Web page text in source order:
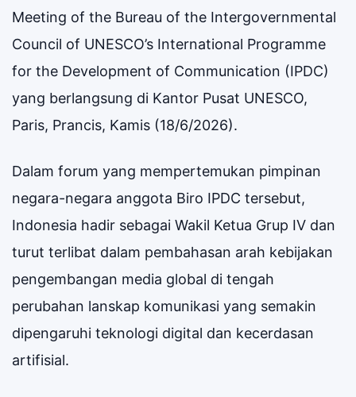
Meeting of the Bureau of the Intergovernmental
Council of UNESCO’s International Programme
for the Development of Communication (IPDC)
yang berlangsung di Kantor Pusat UNESCO,
Paris, Prancis, Kamis (18/6/2026).
Dalam forum yang mempertemukan pimpinan
negara-negara anggota Biro IPDC tersebut,
Indonesia hadir sebagai Wakil Ketua Grup IV dan
turut terlibat dalam pembahasan arah kebijakan
pengembangan media global di tengah
perubahan lanskap komunikasi yang semakin
dipengaruhi teknologi digital dan kecerdasan
artifisial.